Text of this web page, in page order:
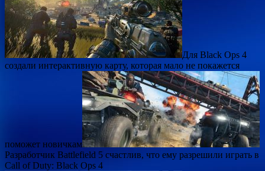
Для Black Ops 4
создали интерактивную карту, которая мало не покажется
поможет новичкам
Разработчик Battlefield 5 счастлив, что ему разрешили играть в
Call of Duty: Black Ops 4